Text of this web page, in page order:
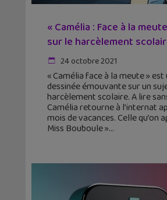
« Camélia : Face à la
sur le harcèlement
24 octobre 2021
« Camélia face à la meute » est
dessinée émouvante sur un
harcèlement scolaire. A lire
Camélia retourne à l’internat
mois de vacances. Celle qu’on
Miss Bouboule »